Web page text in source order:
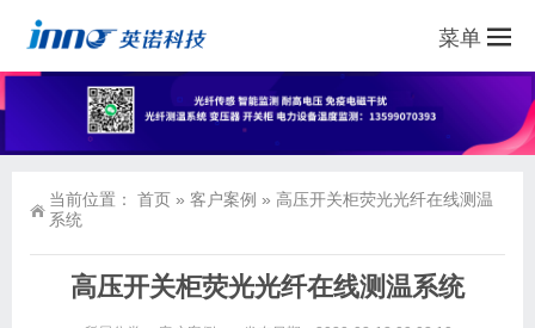
菜单
当前位置： 首页 » 客户案例 » 高压开关柜荧光光纤在线测温
系统
高压开关柜荧光光纤在线测温系统